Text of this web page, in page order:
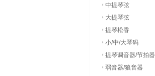
中提琴弦
大提琴弦
提琴松香
小/中/大琴码
提琴调音器/节拍器
弱音器/狼音器